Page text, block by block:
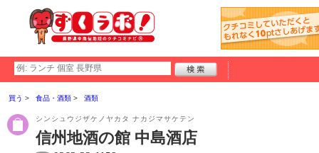
買う 食品・酒類 酒類
シンシュウジザケノヤカタ ナカジマサケテン
信州地酒の館 中島酒店